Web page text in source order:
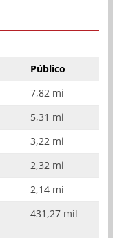
Público
7,82 mi
5,31 mi
3,22 mi
2,32 mi
2,14 mi
431,27 mil